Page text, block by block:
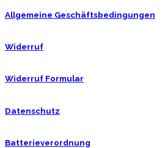
Allgemeine Geschäftsbedingungen
Widerruf
Widerruf Formular
Datenschutz
Batterieverordnung